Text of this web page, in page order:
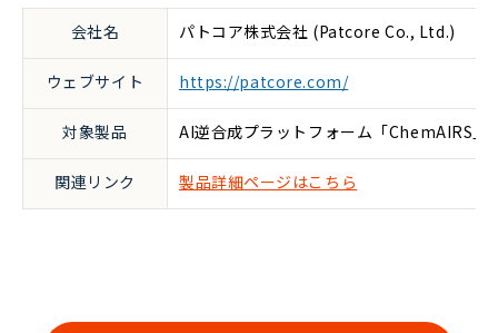
会社名 パトコア株式会社 (Patcore Co., Ltd.)
ウェブサイト https://patcore.com/
対象製品 AI逆合成プラットフォーム「ChemAIRS」
関連リンク 製品詳細ページはこちら